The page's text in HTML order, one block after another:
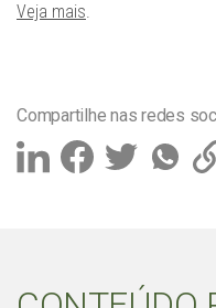
Veja mais.
Compartilhe nas redes